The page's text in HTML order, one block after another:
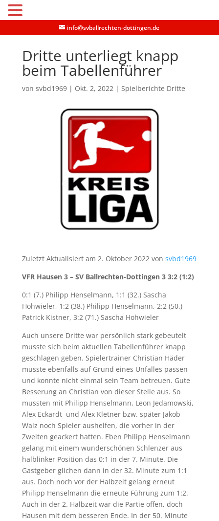
info@svballrechten-dottingen.de
Dritte unterliegt knapp
beim Tabellenführer
von svbd1969| Okt. 2, 2022| Spielberichte Dritte
Zuletzt Aktualisiert am 2. Oktober 2022 von svbd1969
VFR Hausen 3 – SV Ballrechten-Dottingen 3 3:2 (1:2)
0:1 (7.) Philipp Henselmann, 1:1 (32.) Sascha
Hohwieler, 1:2 (38.) Philipp Henselmann, 2:2 (50.)
Patrick Kistner, 3:2 (71.) Sascha Hohwieler
Auch unsere Dritte war persönlich stark gebeutelt
musste sich beim aktuellen Tabellenführer knapp
geschlagen geben. Spielertrainer Christian Häder
musste ebenfalls auf Grund eines Unfalles passen
und konnte nicht einmal sein Team betreuen. Gute
Besserung an Christian von dieser Stelle aus. So
mussten mit Philipp Henselmann, Leon Jedamowski,
Alex Eckardt und Alex Kletner bzw. später Jakob
Walz noch Spieler aushelfen, die vorher in der
Zweiten geackert hatten. Eben Philipp Henselmann
gelang mit einem wunderschönen Schlenzer aus
halblinker Position das 0:1 in der 7. Minute. Die
Gastgeber glichen dann in der 32. Minute zum 1:1
aus. Doch noch vor der Halbzeit gelang erneut
Philipp Henselmann die erneute Führung zum 1:2.
Auch in der 2. Halbzeit war die Partie offen, doch
Hausen mit dem besseren Ende. In der 50. Minute